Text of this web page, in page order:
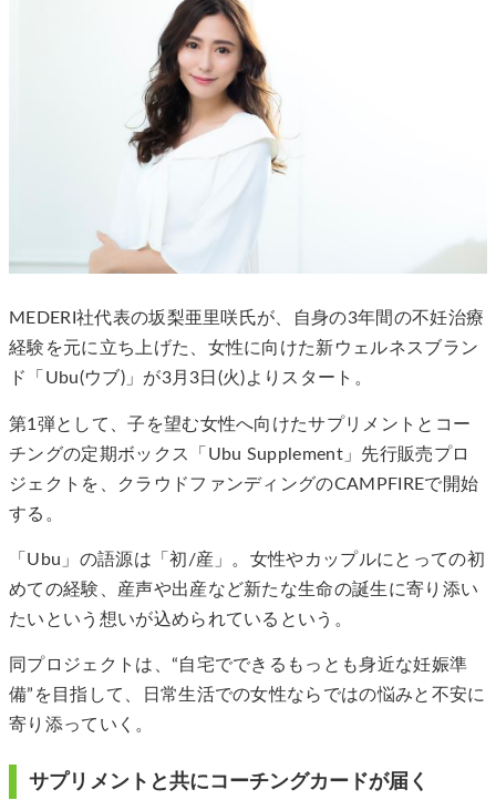
MEDERI社代表の坂梨亜里咲氏が、自身の3年間の不妊治療
経験を元に立ち上げた、女性に向けた新ウェルネスブラン
ド「Ubu(ウブ)」が3月3日(火)よりスタート。
第1弾として、子を望む女性へ向けたサプリメントとコー
チングの定期ボックス「Ubu Supplement」先行販売プロ
ジェクトを、クラウドファンディングのCAMPFIREで開始
する。
「Ubu」の語源は「初/産」。女性やカップルにとっての初
めての経験、産声や出産など新たな生命の誕生に寄り添い
たいという想いが込められているという。
同プロジェクトは、“自宅でできるもっとも身近な妊娠準
備”を目指して、日常生活での女性ならではの悩みと不安に
寄り添っていく。
サプリメントと共にコーチングカードが届く